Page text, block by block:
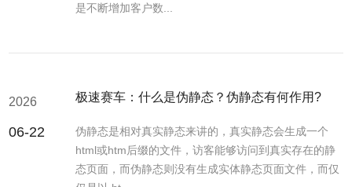
是不断增加客户数...
2026
06-22
极速赛车：什么是伪静态？伪静态有何作用?
伪静态是相对真实静态来讲的，真实静态会生成一个
html或htm后缀的文件，访客能够访问到真实存在的静
态页面，而伪静态则没有生成实体静态页面文件，而仅